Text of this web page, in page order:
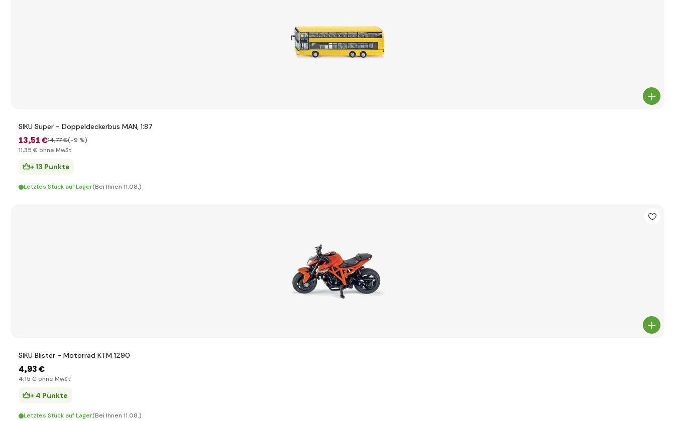
SIKU Super - Doppeldeckerbus MAN, 1:87
13,51 €14,77 €(-9 %)
11,35 € ohne MwSt
+ 13 Punkte
Letztes Stück auf Lager(Bei Ihnen 11.08.)
SIKU Blister - Motorrad KTM 1290
4,93 €
4,15 € ohne MwSt
+ 4 Punkte
Letztes Stück auf Lager(Bei Ihnen 11.08.)